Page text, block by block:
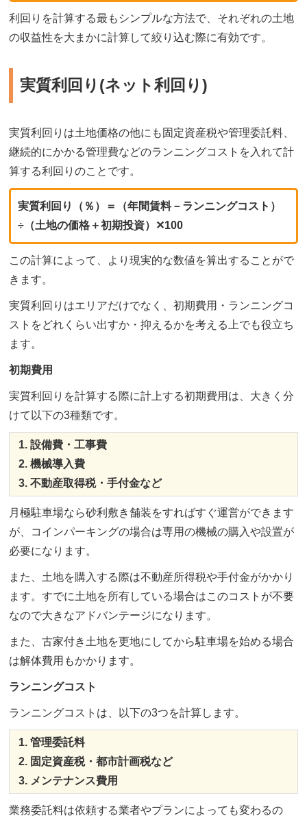
利回りを計算する最もシンプルな方法で、それぞれの土地
の収益性を大まかに計算して絞り込む際に有効です。
実質利回り(ネット利回り)
実質利回りは土地価格の他にも固定資産税や管理委託料、
継続的にかかる管理費などのランニングコストを入れて計
算する利回りのことです。
実質利回り（％）＝（年間賃料－ランニングコスト）
÷（土地の価格＋初期投資）✕100
この計算によって、より現実的な数値を算出することがで
きます。
実質利回りはエリアだけでなく、初期費用・ランニングコ
ストをどれくらい出すか・抑えるかを考える上でも役立ち
ます。
初期費用
実質利回りを計算する際に計上する初期費用は、大きく分
けて以下の3種類です。
設備費・工事費
機械導入費
不動産取得税・手付金など
月極駐車場なら砂利敷き舗装をすればすぐ運営ができます
が、コインパーキングの場合は専用の機械の購入や設置が
必要になります。
また、土地を購入する際は不動産所得税や手付金がかかり
ます。すでに土地を所有している場合はこのコストが不要
なので大きなアドバンテージになります。
また、古家付き土地を更地にしてから駐車場を始める場合
は解体費用もかかります。
ランニングコスト
ランニングコストは、以下の3つを計算します。
管理委託料
固定資産税・都市計画税など
メンテナンス費用
業務委託料は依頼する業者やプランによっても変わるの